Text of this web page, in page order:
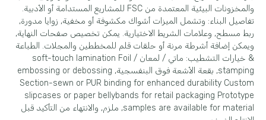
والمخزونات البيئية المعتمدة من FSC للمشاريع المستدامة أو الأدبية.
تفاصيل البناء: وتشمل الميزات أشواك مكشوفة أو مخفية, زوايا مدورة,
ربط مسطح, وعلامات الشريط الاختيارية. يمكن تخصيص صفحات النهاية,
ويمكن إضافة أشرطة مرنة أو حلقات قلم للمخططين والمجلات. الطباعة
& خيارات التشطيب: ماتي / لمعان / soft-touch lamination Foil
stamping, بقعة الأشعة فوق البنفسجية,embossing or debossing
Section-sewn or PUR binding for enhanced durability Custom
slipcases or paper bellybands for retail packaging Prototype
samples are available for material, ملزم, والانتهاء من التأكيد قبل